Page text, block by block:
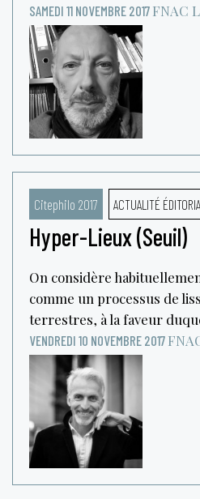
SAMEDI 11 NOVEMBRE 2017 FNAC
Citephilo 2017 ACTUALITÉ
Hyper-Lieux (Seuil)
On considère
comme un processus de
terrestres, à la faveur
VENDREDI 10 NOVEMBRE 2017